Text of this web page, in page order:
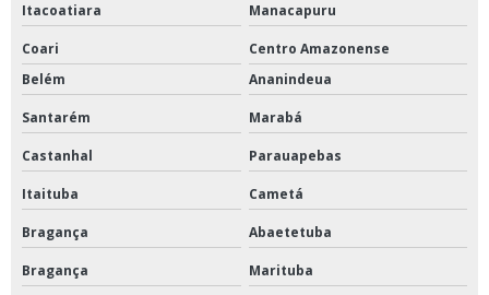
Itacoatiara Manacapuru
Coari
Centro Amazonense
Belém
Ananindeua
Santarém Marabá
Castanhal Parauapebas
Itaituba Cametá
Bragança Abaetetuba
Bragança
Marituba